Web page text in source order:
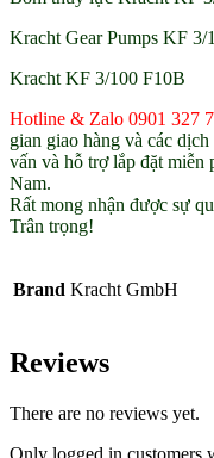
Kracht Gear Pumps KF 3/
Kracht KF 3/100 F10B
Hotline & Zalo 0901 327
gian giao hàng và các
vấn và hỗ trợ lắp đặt miễn
Nam.
Rất mong nhận được sự
Trân trọng!
Brand Kracht GmbH
Reviews
There are no reviews yet.